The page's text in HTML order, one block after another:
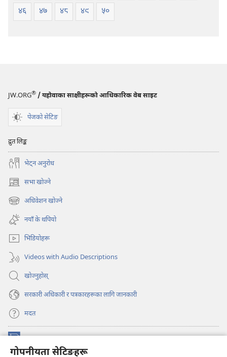
गोपनीयता सेटिङहरू
४६
४७ ४८ ४९ ५०
JW.ORG® / यहोवाका साक्षीहरूको आधिकारिक वेब साइट
पेजको सेटिङ
द्रुत लिङ्क
भेट्‌न अनुरोध
सभा खोज्ने
(ब्राउजरको
अर्को
ट्याबमा
नयाँ
पृष्ठ
खुल्नेछ)
अधिवेशन खोज्ने
(ब्राउजरको
अर्को
ट्याबमा
नयाँ
पृष्ठ
खुल्नेछ)
नयाँ के थपियो
भिडियोहरू
Videos with Audio Descriptions
खोज्नुहोस्‌
सरकारी अधिकारी र पत्रकारहरूका लागि जानकारी
मदत
(ब्राउजरको
अर्को